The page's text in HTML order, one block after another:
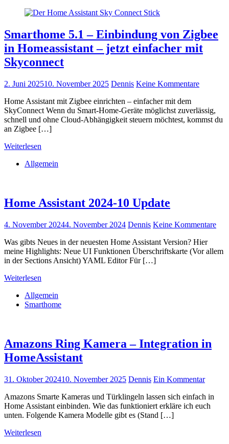
Smarthome 5.1 – Einbindung von Zigbee
in Homeassistant – jetzt einfacher mit
Skyconnect
2. Juni 202510. November 2025 Dennis Keine Kommentare
Home Assistant mit Zigbee einrichten – einfacher mit dem
SkyConnect Wenn du Smart-Home-Geräte möglichst zuverlässig,
schnell und ohne Cloud-Abhängigkeit steuern möchtest, kommst du
an Zigbee […]
Weiterlesen
Allgemein
Home Assistant 2024-10 Update
4. November 20244. November 2024 Dennis Keine Kommentare
Was gibts Neues in der neuesten Home Assistant Version? Hier
meine Highlights: Neue UI Funktionen Überschriftskarte (Vor allem
in der Sections Ansicht) YAML Editor Für […]
Weiterlesen
Allgemein
Smarthome
Amazons Ring Kamera – Integration in
HomeAssistant
31. Oktober 202410. November 2025 Dennis Ein Kommentar
Amazons Smarte Kameras und Türklingeln lassen sich einfach in
Home Assistant einbinden. Wie das funktioniert erkläre ich euch
unten. Folgende Kamera Modelle gibt es (Stand […]
Weiterlesen